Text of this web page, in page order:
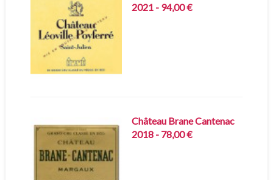
2021 - 94,00 €
Château Brane Cantenac
2018 - 78,00 €